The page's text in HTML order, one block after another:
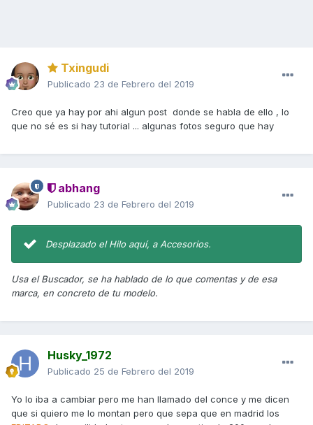
Txingudi
Publicado 23 de Febrero del 2019
Creo que ya hay por ahi algun post donde se habla de ello , lo
que no sé es si hay tutorial ... algunas fotos seguro que hay
abhang
Publicado 23 de Febrero del 2019
Desplazado el Hilo aquí, a Accesorios.
Usa el Buscador, se ha hablado de lo que comentas y de esa
marca, en concreto de tu modelo.
Husky_1972
Publicado 25 de Febrero del 2019
Yo lo iba a cambiar pero me han llamado del conce y me dicen
que si quiero me lo montan pero que sepa que en madrid los